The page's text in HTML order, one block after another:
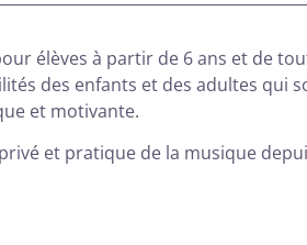
élèves à partir de 6 ans et de
des enfants et des adultes qui
et motivante.
et pratique de la musique